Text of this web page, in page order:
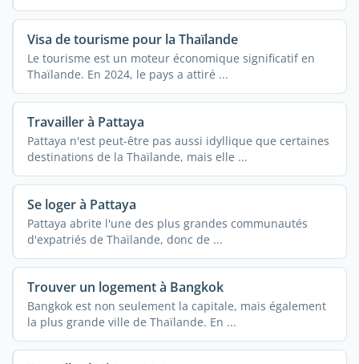
Visa de tourisme pour la Thaïlande
Le tourisme est un moteur économique significatif en
Thaïlande. En 2024, le pays a attiré ...
Travailler à Pattaya
Pattaya n'est peut-être pas aussi idyllique que certaines
destinations de la Thaïlande, mais elle ...
Se loger à Pattaya
Pattaya abrite l'une des plus grandes communautés
d'expatriés de Thaïlande, donc de ...
Trouver un logement à Bangkok
Bangkok est non seulement la capitale, mais également
la plus grande ville de Thaïlande. En ...